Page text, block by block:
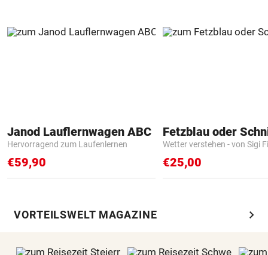
Janod Lauflernwagen ABC
Hervorragend zum Laufenlernen
€59,90
Fetzblau oder
Wetter verstehen - von Sigi
€25,00
VORTEILSWELT MAGAZINE chevron_right